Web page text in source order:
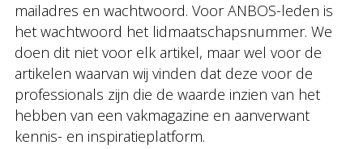
mailadres en wachtwoord. Voor ANBOS-leden is
het wachtwoord het lidmaatschapsnummer. We
doen dit niet voor elk artikel, maar wel voor de
artikelen waarvan wij vinden dat deze voor de
professionals zijn die de waarde inzien van het
hebben van een vakmagazine en aanverwant
kennis- en inspiratieplatform.